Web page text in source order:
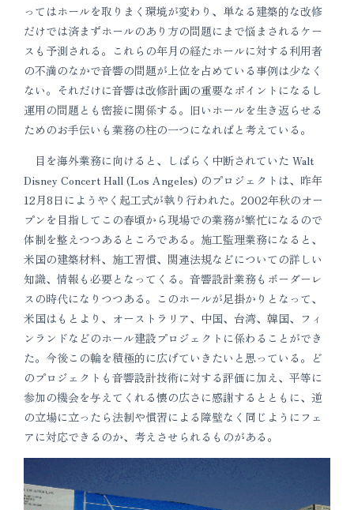
ってはホールを取りまく環境が変わり、単なる建築的な改修
だけでは済まずホールのあり方の問題にまで悩まされるケー
スも予測される。これらの年月の経たホールに対する利用者
の不満のなかで音響の問題が上位を占めている事例は少なく
ない。それだけに音響は改修計画の重要なポイントになるし
運用の問題とも密接に関係する。旧いホールを生き返らせる
ためのお手伝いも業務の柱の一つになればと考えている。
目を海外業務に向けると、しばらく中断されていた Walt
Disney Concert Hall (Los Angeles) のプロジェクトは、昨年
12月8日にようやく起工式が執り行われた。2002年秋のオー
プンを目指してこの春頃から現場での業務が繁忙になるので
体制を整えつつあるところである。施工監理業務になると、
米国の建築材料、施工習慣、関連法規などについての詳しい
知識、情報も必要となってくる。音響設計業務もボーダーレ
スの時代になりつつある。このホールが足掛かりとなって、
米国はもとより、オーストラリア、中国、台湾、韓国、フィ
ンランドなどのホール建設プロジェクトに係わることができ
た。今後この輪を積極的に広げていきたいと思っている。ど
のプロジェクトも音響設計技術に対する評価に加え、平等に
参加の機会を与えてくれる懐の広さに感謝するとともに、逆
の立場に立ったら法制や慣習による障壁なく同じようにフェ
アに対応できるのか、考えさせられるものがある。